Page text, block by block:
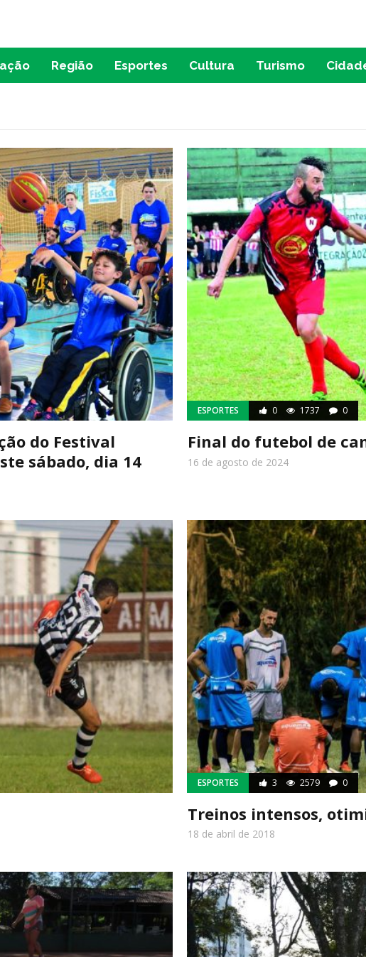
Região Esportes Cultura Turismo
do Festival
sábado, dia 14
ESPORTES 0 1737 0
Final do futebol de
16 de agosto de 2024
ESPORTES 3 2579 0
Treinos intensos,
18 de abril de 2018